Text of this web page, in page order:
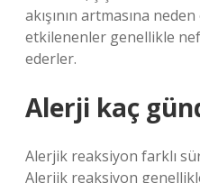
akışının artmasına
etkilenenler genellikle
ederler.
Alerji kaç
Alerjik reaksiyon farklı
Alerjik reaksiyon